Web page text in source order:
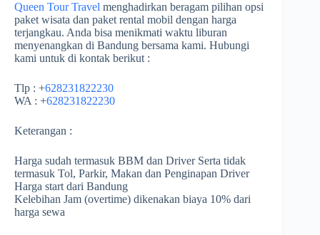
Queen Tour Travel menghadirkan beragam pilihan opsi
paket wisata dan paket rental mobil dengan harga
terjangkau. Anda bisa menikmati waktu liburan
menyenangkan di Bandung bersama kami. Hubungi
kami untuk di kontak berikut :
Tlp : +628231822230
WA : +628231822230
Keterangan :
Harga sudah termasuk BBM dan Driver Serta tidak
termasuk Tol, Parkir, Makan dan Penginapan Driver
Harga start dari Bandung
Kelebihan Jam (overtime) dikenakan biaya 10% dari
harga sewa